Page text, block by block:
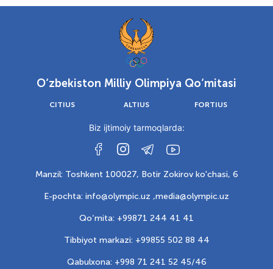
O‘zbekiston Milliy Olimpiya Qo‘mitasi
CITIUS ALTIUS FORTIUS
Biz ijtimoiy tarmoqlarda:
Manzil: Toshkent 100027, Botir Zokirov ko'chasi, 6
E-pochta: info@olympic.uz ,media@olympic.uz
Qo‘mita: +99871 244 41 41
Tibbiyot markazi: +99855 502 88 44
Qabulxona: +998 71 241 52 45/46